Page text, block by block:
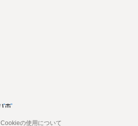
Cookieの使用について